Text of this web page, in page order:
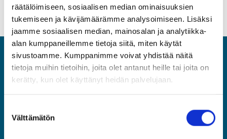
räätälöimiseen, sosiaalisen median ominaisuuksien
tukemiseen ja kävijämäärämme analysoimiseen. Lisäksi
jaamme sosiaalisen median, mainosalan ja analytiikka-
alan kumppaneillemme tietoja siitä, miten käytät
sivustoamme. Kumppanimme voivat yhdistää näitä
tietoja muihin tietoihin, joita olet antanut heille tai joita on
kerätty, kun olet käyttänyt heidän palvelujaan.
valinta
Välttämätön
ASIA
Asiantuntijat ja Esihenkilöt ASIA ry
(09) 2510 1310